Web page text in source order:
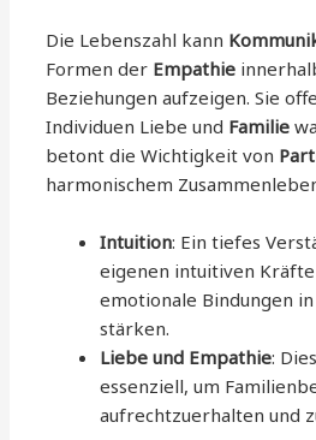
Die Lebenszahl kann
Formen der Empathie
Beziehungen aufzeigen. Sie
Individuen Liebe und Familie
betont die Wichtigkeit von
harmonischem
Intuition: Ein tiefes
eigenen intuitiven
emotionale Bindungen
stärken.
Liebe und Empathie:
essenziell, um
aufrechtzuerhalten und